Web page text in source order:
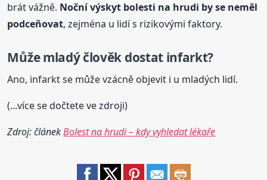
brát vážně. Noční výskyt bolesti na hrudi by se neměl
podceňovat, zejména u lidí s rizikovými faktory.
Může mladý člověk dostat infarkt?
Ano, infarkt se může vzácně objevit i u mladých lidí.
(...více se dočtete ve zdroji)
Zdroj: článekBolest na hrudi – kdy vyhledat lékaře